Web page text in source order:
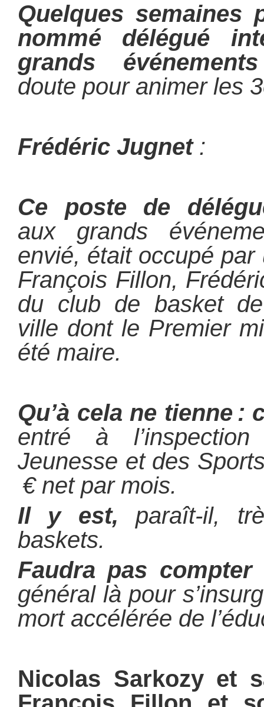
Quelques
nommé délégué
grands
doute pour animer les
Frédéric Jugnet:
Ce poste de
aux grands
envié, était occupé
François Fillon,
du club de basket de
ville dont le Premier
été maire.
Qu’à cela ne tienne :
entré à
Jeunesse et des
€ net par mois.
Il y est, paraît-il,
baskets.
Faudra pas compter
général là pour
mort accélérée de
Nicolas Sarkozy et